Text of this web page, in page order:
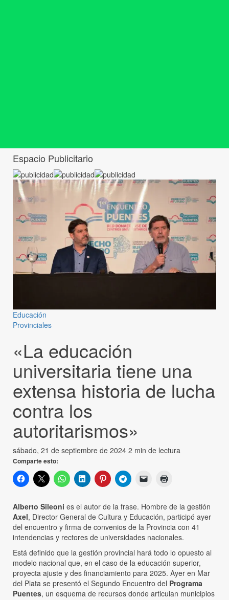
Espacio Publicitario
Educación
Provinciales
«La educación
universitaria tiene una
extensa historia de lucha
contra los
autoritarismos»
sábado, 21 de septiembre de 2024 2 min de lectura
Comparte esto:
Alberto Sileoni es el autor de la frase. Hombre de la gestión
Axel, Director General de Cultura y Educación, participó ayer
del encuentro y firma de convenios de la Provincia con 41
intendencias y rectores de universidades nacionales.
Está definido que la gestión provincial hará todo lo opuesto al
modelo nacional que, en el caso de la educación superior,
proyecta ajuste y des financiamiento para 2025. Ayer en Mar
del Plata se presentó el Segundo Encuentro del Programa
Puentes, un esquema de recursos donde articulan municipios